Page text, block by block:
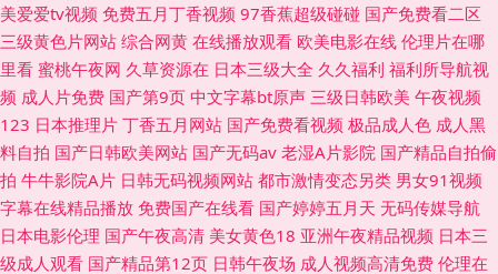
美爱爱tv视频 免费五月丁香视频 97香蕉超级碰碰 国产免费看二区
三级黄色片网站 综合网黄 在线播放观看 欧美电影在线 伦理片在哪
里看 蜜桃午夜网 久草资源在 日本三级大全 久久福利 福利所导航视
频 成人片免费 国产第9页 中文字幕bt原声 三级日韩欧美 午夜视频
123 日本推理片 丁香五月网站 国产免费看视频 极品成人色 成人黑
料自拍 国产日韩欧美网站 国产无码av 老湿A片影院 国产精品自拍偷
拍 牛牛影院A片 日韩无码视频网站 都市激情变态另类 男女91视频
字幕在线精品播放 免费国产在线看 国产婷婷五月天 无码传媒导航
日本电影伦理 国产午夜高清 美女黄色18 亚洲午夜精品视频 日本三
级成人观看 国产精品第12页 日韩午夜场 成人视频高清免费 伦理在